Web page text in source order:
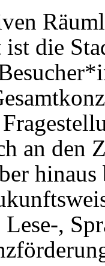
die
an den
,